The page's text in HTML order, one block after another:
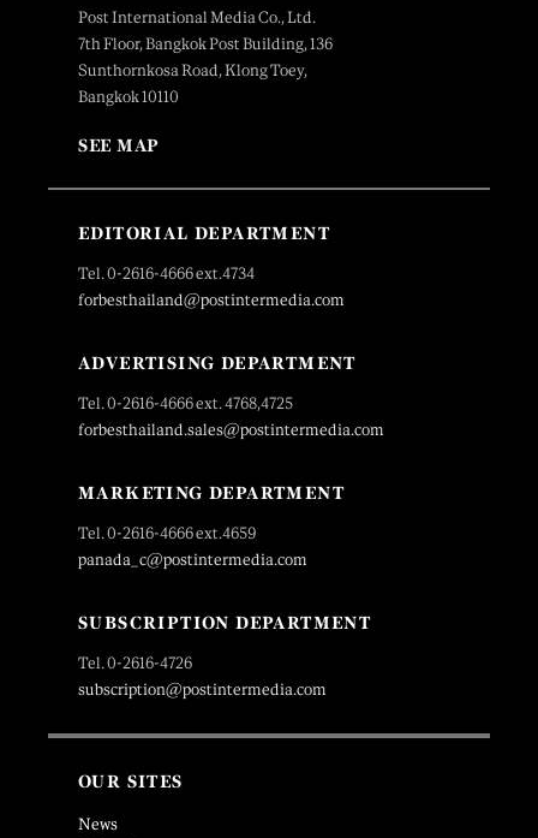
Post International Media Co., Ltd.
7th Floor, Bangkok Post Building, 136
Sunthornkosa Road, Klong Toey,
Bangkok 10110
SEE MAP
EDITORIAL DEPARTMENT
Tel. 0-2616-4666 ext.4734
forbesthailand@postintermedia.com
ADVERTISING DEPARTMENT
Tel. 0-2616-4666 ext. 4768,4725
forbesthailand.sales@postintermedia.com
MARKETING DEPARTMENT
Tel. 0-2616-4666 ext.4659
panada_c@postintermedia.com
SUBSCRIPTION DEPARTMENT
Tel. 0-2616-4726
subscription@postintermedia.com
OUR SITES
News